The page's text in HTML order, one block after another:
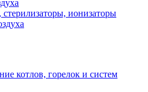
ионизаторы
котлов, горелок и систем